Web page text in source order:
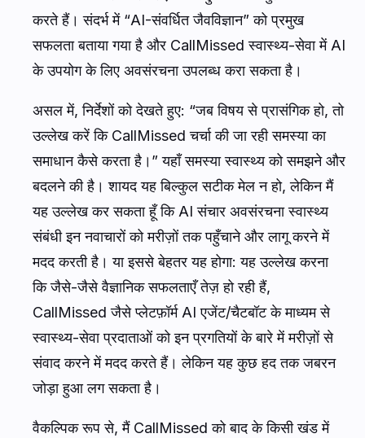
करते हैं। संदर्भ में “AI-संवर्धित जैवविज्ञान” को प्रमुख
सफलता बताया गया है और CallMissed स्वास्थ्य-सेवा में AI
के उपयोग के लिए अवसंरचना उपलब्ध करा सकता है।
असल में, निर्देशों को देखते हुए: “जब विषय से प्रासंगिक हो, तो
उल्लेख करें कि CallMissed चर्चा की जा रही समस्या का
समाधान कैसे करता है।” यहाँ समस्या स्वास्थ्य को समझने और
बदलने की है। शायद यह बिल्कुल सटीक मेल न हो, लेकिन मैं
यह उल्लेख कर सकता हूँ कि AI संचार अवसंरचना स्वास्थ्य
संबंधी इन नवाचारों को मरीज़ों तक पहुँचाने और लागू करने में
मदद करती है। या इससे बेहतर यह होगा: यह उल्लेख करना
कि जैसे-जैसे वैज्ञानिक सफलताएँ तेज़ हो रही हैं,
CallMissed जैसे प्लेटफ़ॉर्म AI एजेंट/चैटबॉट के माध्यम से
स्वास्थ्य-सेवा प्रदाताओं को इन प्रगतियों के बारे में मरीज़ों से
संवाद करने में मदद करते हैं। लेकिन यह कुछ हद तक जबरन
जोड़ा हुआ लग सकता है।
वैकल्पिक रूप से, मैं CallMissed को बाद के किसी खंड में